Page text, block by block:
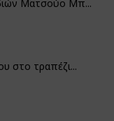
Ματσούο Μπ...
στο τραπέζι...